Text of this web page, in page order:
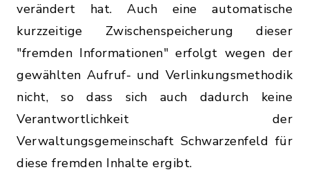
verändert hat. Auch eine automatische
kurzzeitige Zwischenspeicherung dieser
"fremden Informationen" erfolgt wegen der
gewählten Aufruf- und Verlinkungsmethodik
nicht, so dass sich auch dadurch keine
Verantwortlichkeit der
Verwaltungsgemeinschaft Schwarzenfeld für
diese fremden Inhalte ergibt.